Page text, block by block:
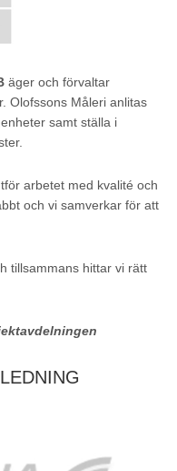
äger och förvaltar
Olofssons Måleri anlitas
samt ställa i
arbetet med kvalité och
och vi samverkar för att
tillsammans hittar vi rätt